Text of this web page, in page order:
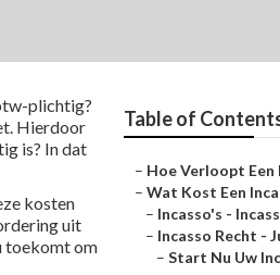
plichtig?
Hierdoor
is? In dat
kosten
uit
toekomt om
Table of
– Hoe Verloopt Een
– Wat Kost Een
– Incasso's -
– Incasso Recht -
– Start Nu Uw